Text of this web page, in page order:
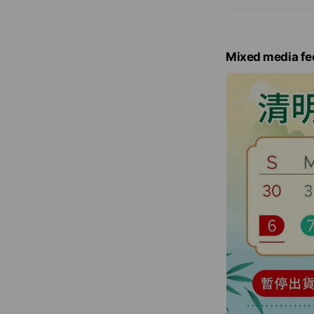
Mixed media